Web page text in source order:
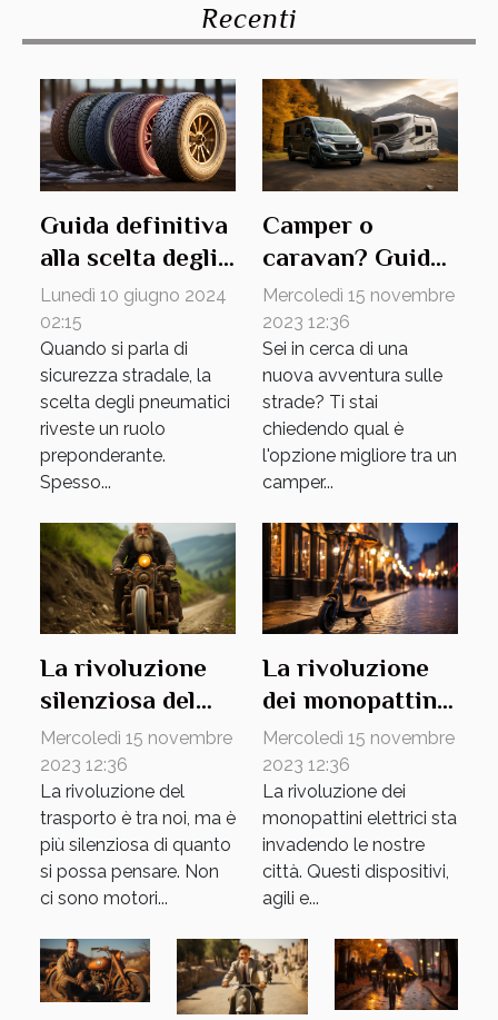
Recenti
Guida definitiva
alla scelta degli
pneumatici per
ogni stagione:
cosa
considerare per
la massima
sicurezza e
performance
Lunedì 10 giugno 2024
02:15
Quando si parla di
sicurezza stradale, la
scelta degli pneumatici
riveste un ruolo
preponderante.
Spesso...
Camper o
caravan? Guida
alla scelta
perfetta
Mercoledì 15 novembre
2023 12:36
Sei in cerca di una
nuova avventura sulle
strade? Ti stai
chiedendo qual è
l'opzione migliore tra un
camper...
La rivoluzione
silenziosa del
trasporto su
monoruota
Mercoledì 15 novembre
2023 12:36
La rivoluzione del
trasporto è tra noi, ma è
più silenziosa di quanto
si possa pensare. Non
ci sono motori...
La rivoluzione
dei monopattini
elettrici in città
Mercoledì 15 novembre
2023 12:36
La rivoluzione dei
monopattini elettrici sta
invadendo le nostre
città. Questi dispositivi,
agili e...